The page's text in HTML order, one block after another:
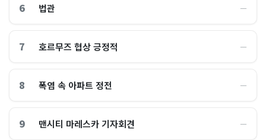
6 법관 ―
7 호르무즈 협상 긍정적 ―
8 폭염 속 아파트 정전 ―
9 맨시티 마레스카 기자회견 ―